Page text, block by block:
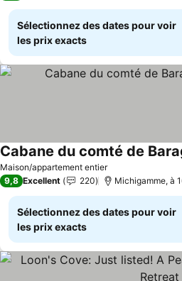
Sélectionnez des dates pour voir
les prix exacts
Maison/appartement entier
Cabane du comté de
9,8 Excellent 220 Michigamme, à
Sélectionnez des dates pour voir
les prix exacts